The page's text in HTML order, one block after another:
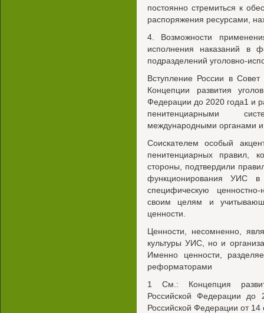
постоянно стремиться к
распоряжения ресурсами,
4. Возможности
исполнения наказаний в
подразделений уголовно-
Вступление России в
Концепции развития
Федерации до 2020 года1 и
пенитенциарными
международными органами
Соискателем особый
пенитенциарных правил,
стороны, подтвердили
функционирования УИС
специфическую
своим целям и
ценности.
Ценности, несомненно,
культуры УИС, но и
Именно ценности,
реформаторами
1 См.: Концепция
Российской Федерации до
Российской Федерации от